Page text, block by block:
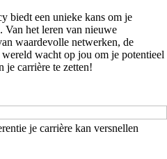
biedt een unieke kans om je
Van het leren van nieuwe
waardevolle netwerken, de
wacht op jou om je potentieel
je carrière te zetten!
je carrière kan versnellen